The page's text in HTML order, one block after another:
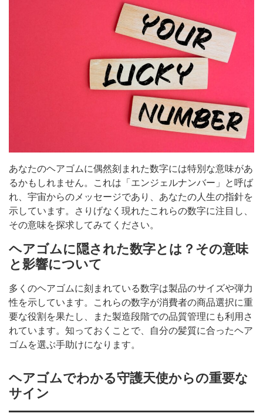
あなたのヘアゴムに偶然刻まれた数字には特別な意味があ
るかもしれません。これは「エンジェルナンバー」と呼ば
れ、宇宙からのメッセージであり、あなたの人生の指針を
示しています。さりげなく現れたこれらの数字に注目し、
その意味を探求してみてください。
ヘアゴムに隠された数字とは？その意味
と影響について
多くのヘアゴムに刻まれている数字は製品のサイズや弾力
性を示しています。これらの数字が消費者の商品選択に重
要な役割を果たし、また製造段階での品質管理にも利用さ
れています。知っておくことで、自分の髪質に合ったヘア
ゴムを選ぶ手助けになります。
ヘアゴムでわかる守護天使からの重要な
サイン